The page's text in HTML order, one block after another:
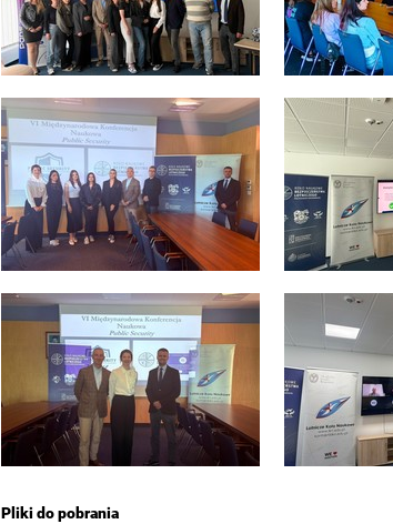
Pliki do pobrania